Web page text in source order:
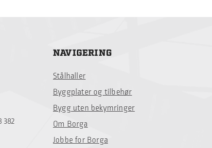
NAVIGERING
Stålhaller
Byggplater og tilbehør
Bygg uten bekymringer
Om Borga
Jobbe for Borga